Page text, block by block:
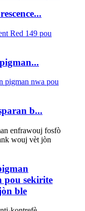
b...
pou sekirite
ble